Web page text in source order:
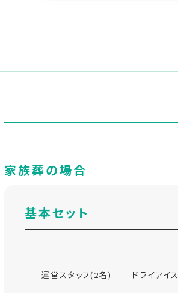
家族葬の場合
基本セット
運営スタッフ(2名) ドライアイ